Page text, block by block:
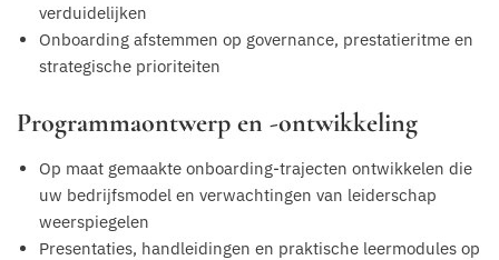
verduidelijken
Onboarding afstemmen op governance, prestatieritme en
strategische prioriteiten
Programmaontwerp en -ontwikkeling
Op maat gemaakte onboarding-trajecten ontwikkelen die
uw bedrijfsmodel en verwachtingen van leiderschap
weerspiegelen
Presentaties, handleidingen en praktische leermodules op